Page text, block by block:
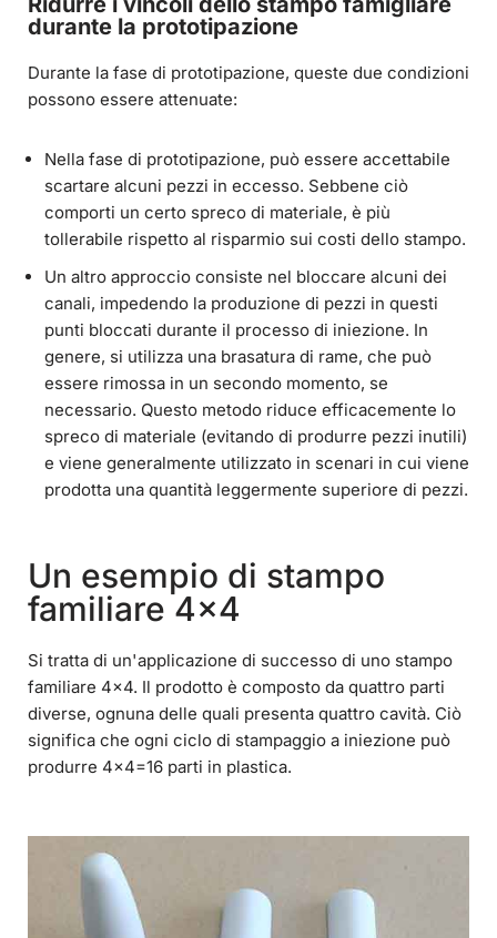
durante la prototipazione
Durante la fase di prototipazione, queste due condizioni
possono essere attenuate:
Nella fase di prototipazione, può essere accettabile
scartare alcuni pezzi in eccesso. Sebbene ciò
comporti un certo spreco di materiale, è più
tollerabile rispetto al risparmio sui costi dello stampo.
Un altro approccio consiste nel bloccare alcuni dei
canali, impedendo la produzione di pezzi in questi
punti bloccati durante il processo di iniezione. In
genere, si utilizza una brasatura di rame, che può
essere rimossa in un secondo momento, se
necessario. Questo metodo riduce efficacemente lo
spreco di materiale (evitando di produrre pezzi inutili)
e viene generalmente utilizzato in scenari in cui viene
prodotta una quantità leggermente superiore di pezzi.
Un esempio di stampo
familiare 4x4
Si tratta di un'applicazione di successo di uno stampo
familiare 4×4. Il prodotto è composto da quattro parti
diverse, ognuna delle quali presenta quattro cavità. Ciò
significa che ogni ciclo di stampaggio a iniezione può
produrre 4×4=16 parti in plastica.